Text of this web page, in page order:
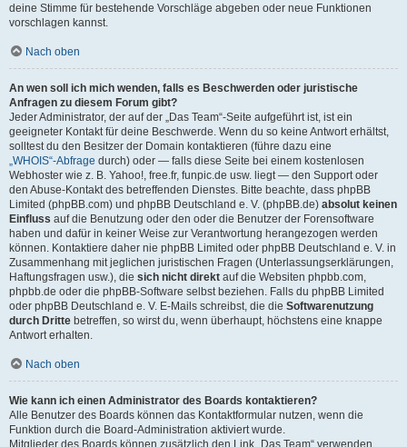
deine Stimme für bestehende Vorschläge abgeben oder neue Funktionen
vorschlagen kannst.
Nach oben
An wen soll ich mich wenden, falls es Beschwerden oder juristische
Anfragen zu diesem Forum gibt?
Jeder Administrator, der auf der „Das Team“-Seite aufgeführt ist, ist ein
geeigneter Kontakt für deine Beschwerde. Wenn du so keine Antwort erhältst,
solltest du den Besitzer der Domain kontaktieren (führe dazu eine
„WHOIS“-Abfrage durch) oder — falls diese Seite bei einem kostenlosen
Webhoster wie z. B. Yahoo!, free.fr, funpic.de usw. liegt — den Support oder
den Abuse-Kontakt des betreffenden Dienstes. Bitte beachte, dass phpBB
Limited (phpBB.com) und phpBB Deutschland e. V. (phpBB.de) absolut keinen
Einfluss auf die Benutzung oder den oder die Benutzer der Forensoftware
haben und dafür in keiner Weise zur Verantwortung herangezogen werden
können. Kontaktiere daher nie phpBB Limited oder phpBB Deutschland e. V. in
Zusammenhang mit jeglichen juristischen Fragen (Unterlassungserklärungen,
Haftungsfragen usw.), die sich nicht direkt auf die Websiten phpbb.com,
phpbb.de oder die phpBB-Software selbst beziehen. Falls du phpBB Limited
oder phpBB Deutschland e. V. E-Mails schreibst, die die Softwarenutzung
durch Dritte betreffen, so wirst du, wenn überhaupt, höchstens eine knappe
Antwort erhalten.
Nach oben
Wie kann ich einen Administrator des Boards kontaktieren?
Alle Benutzer des Boards können das Kontaktformular nutzen, wenn die
Funktion durch die Board-Administration aktiviert wurde.
Mitglieder des Boards können zusätzlich den Link „Das Team“ verwenden.